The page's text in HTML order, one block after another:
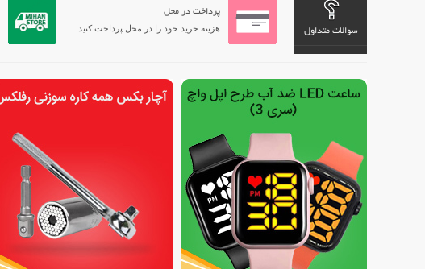
سوالات متداول
پرداخت در محل
هزینه خرید خود را در محل پرداخت کنید